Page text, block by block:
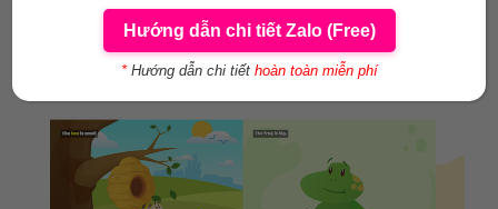
Xem chi tiết
Hướng dẫn chi tiết Zalo (Free)
* Hướng dẫn chi tiết hoàn toàn miễn phí